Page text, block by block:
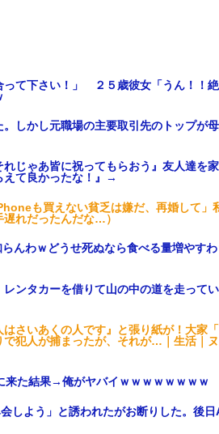
って下さい！」 ２５歳彼女「うん！！
しかし元職場の主要取引先のトップが
れじゃあ皆に祝ってもらおう』友人達を
て良かったな！』→
も買えない貧乏は嫌だ、再婚して」
れだったんだな…）
んわｗどうせ死ぬなら食べる量増やす
ンタカーを借りて山の中の道を走って
さいあくの人です』と張り紙が！大家
犯人が捕まったが、それが…｜生活｜
来た結果→俺がヤバイｗｗｗｗｗｗｗｗ
しよう」と誘われたがお断りした。後